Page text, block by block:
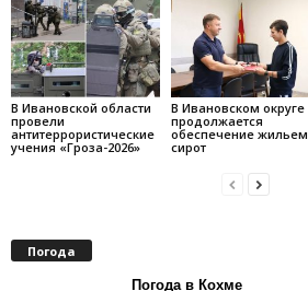
В Ивановской области
провели
антитеррористические
учения «Гроза-2026»
В Ивановском округе
продолжается
обеспечение жильем
сирот
Погода
Погода в Кохме